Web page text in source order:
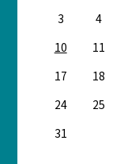
3
4
10
11
17
18
24
25
31